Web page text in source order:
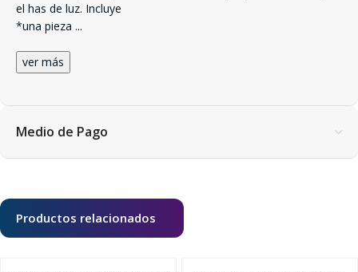
el has de luz. Incluye
*una pieza ...
ver más
Medio de Pago
Productos relacionados